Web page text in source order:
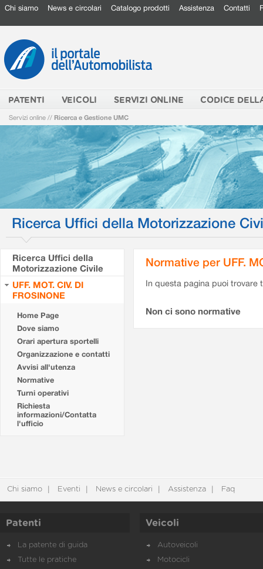
Chi siamo News e circolari Catalogo prodotti Assistenza Contatti
PATENTI VEICOLI SERVIZI ONLINE CODICE
Servizi online // Ricerca e Gestione UMC
Ricerca Uffici della Motorizzazione
Ricerca Uffici della
Motorizzazione Civile
UFF. MOT. CIV. DI
FROSINONE
Home Page
Dove siamo
Orari apertura sportelli
Organizzazione e contatti
Avvisi all'utenza
Normative
Turni operativi
Richiesta
informazioni/Contatta
l'ufficio
Normative per UFF.
In questa pagina puoi
Non ci sono normative
Chi siamo Eventi News e circolari Assistenza Faq
Patenti
La patente di guida
Tutte le pratiche
Veicoli
Autoveicoli
Motocicli